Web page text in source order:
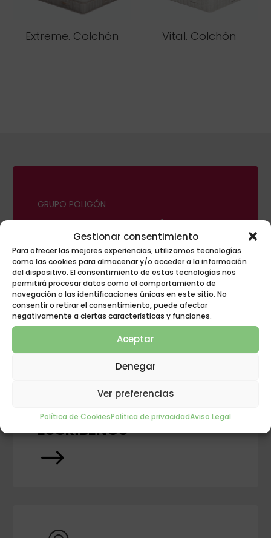
Gestionar consentimiento
Para ofrecer las mejores experiencias, utilizamos tecnologías
como las cookies para almacenar y/o acceder a la información
del dispositivo. El consentimiento de estas tecnologías nos
permitirá procesar datos como el comportamiento de
navegación o las identificaciones únicas en este sitio. No
consentir o retirar el consentimiento, puede afectar
negativamente a ciertas características y funciones.
Aceptar
Denegar
Ver preferencias
Política de CookiesPolítica de privacidadAviso Legal
Extreme. Colchón Vital. Colchón
GRUPO POLIGÓN
¡INNOVACIÓN EN
EL DESCANSO!
ESCRÍBENOS
$